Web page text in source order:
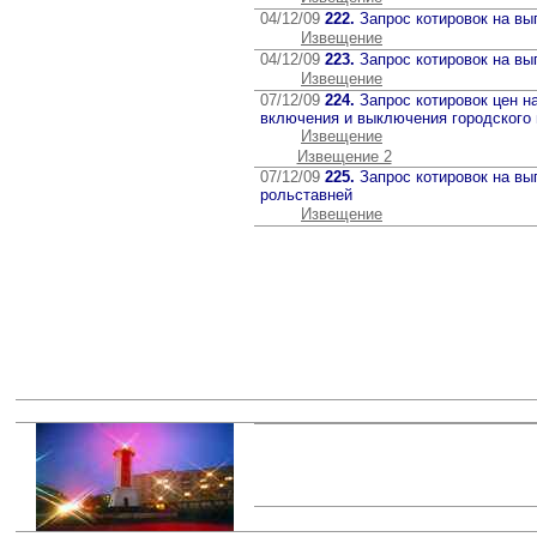
04/12/09 222. Запрос котировок на
Извещение
04/12/09 223. Запрос котировок на
Извещение
07/12/09 224. Запрос котировок цен
включения и выключения
Извещение
Извещение 2
07/12/09 225. Запрос котировок на
рольставней
Извещение